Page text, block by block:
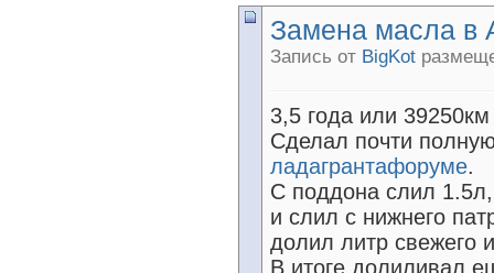
Замена масла в
Запись от BigKot
3,5 года или 39250км
Сделал почти
ладагрантафоруме.
С поддона слил
и слил с нижнего
долил литр свежего
В итоге долиливал